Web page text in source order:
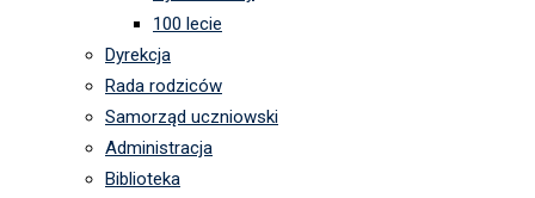
100 lecie
Dyrekcja
Rada rodziców
Samorząd uczniowski
Administracja
Biblioteka